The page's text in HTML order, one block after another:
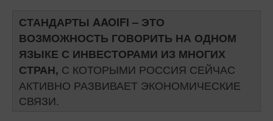
СТАНДАРТЫ AAOIFI – ЭТО
ВОЗМОЖНОСТЬ ГОВОРИТЬ НА ОДНОМ
ЯЗЫКЕ С ИНВЕСТОРАМИ ИЗ МНОГИХ
СТРАН, С КОТОРЫМИ РОССИЯ СЕЙЧАС
АКТИВНО РАЗВИВАЕТ ЭКОНОМИЧЕСКИЕ
СВЯЗИ.